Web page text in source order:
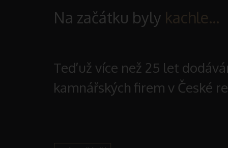
Na začátku byly kachle…
Teď už více než 25 let
kamnářských firem v České